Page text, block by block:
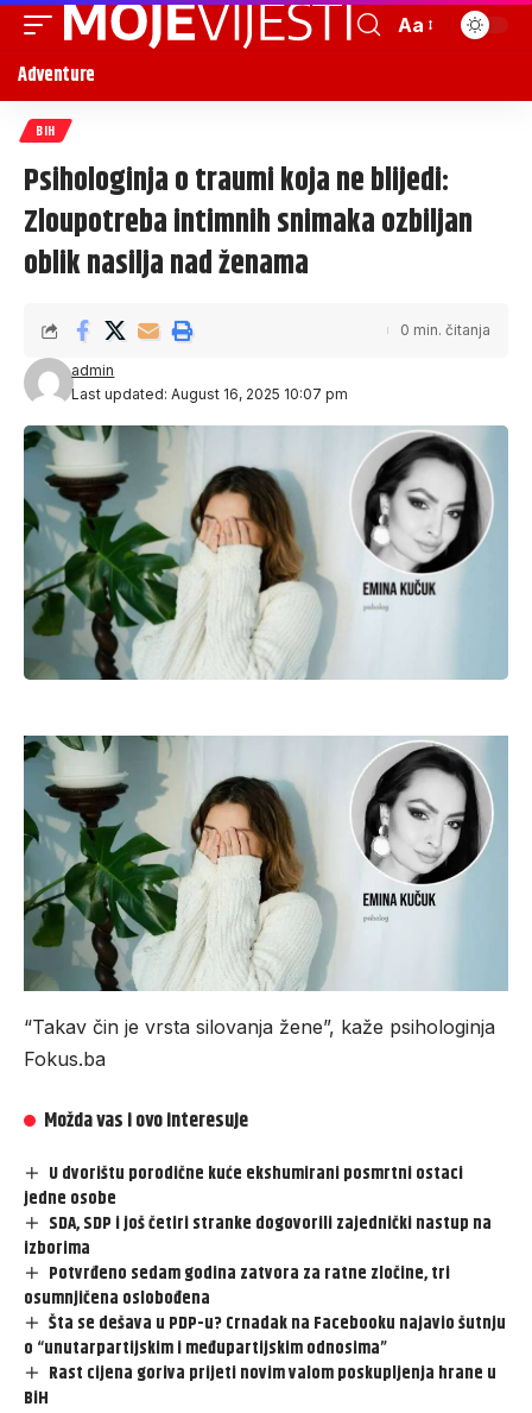
Aa
Adventure
BIH
Psihologinja o traumi koja ne blijedi:
Zloupotreba intimnih snimaka ozbiljan
oblik nasilja nad ženama
Last updated: August 16, 2025 10:07 pm
admin
0 min. čitanja
“Takav čin je vrsta silovanja žene”, kaže psihologinja
Fokus.ba
Možda vas i ovo interesuje
U dvorištu porodične kuće ekshumirani posmrtni ostaci
jedne osobe
SDA, SDP i još četiri stranke dogovorili zajednički nastup na
izborima
Potvrđeno sedam godina zatvora za ratne zločine, tri
osumnjičena oslobođena
Šta se dešava u PDP-u? Crnadak na Facebooku najavio šutnju
o “unutarpartijskim i međupartijskim odnosima”
Rast cijena goriva prijeti novim valom poskupljenja hrane u
BiH